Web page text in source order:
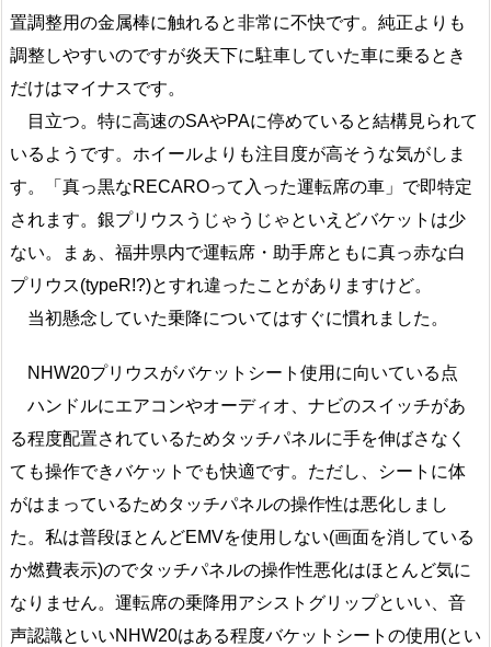
置調整用の金属棒に触れると非常に不快です。純正よりも
調整しやすいのですが炎天下に駐車していた車に乗るとき
だけはマイナスです。
目立つ。特に高速のSAやPAに停めていると結構見られて
いるようです。ホイールよりも注目度が高そうな気がしま
す。「真っ黒なRECAROって入った運転席の車」で即特定
されます。銀プリウスうじゃうじゃといえどバケットは少
ない。まぁ、福井県内で運転席・助手席ともに真っ赤な白
プリウス(typeR!?)とすれ違ったことがありますけど。
当初懸念していた乗降についてはすぐに慣れました。
NHW20プリウスがバケットシート使用に向いている点
ハンドルにエアコンやオーディオ、ナビのスイッチがあ
る程度配置されているためタッチパネルに手を伸ばさなく
ても操作できバケットでも快適です。ただし、シートに体
がはまっているためタッチパネルの操作性は悪化しまし
た。私は普段ほとんどEMVを使用しない(画面を消している
か燃費表示)のでタッチパネルの操作性悪化はほとんど気に
なりません。運転席の乗降用アシストグリップといい、音
声認識といいNHW20はある程度バケットシートの使用(とい